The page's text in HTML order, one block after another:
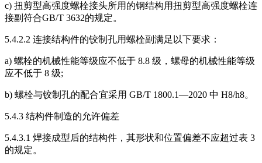
c) 扭剪型高强度螺栓接头所用的钢结构用扭剪型高强度螺栓连
接副符合GB/T 3632的规定。
5.4.2.2 连接结构件的铰制孔用螺栓副满足以下要求：
a) 螺栓的机械性能等级应不低于 8.8 级，螺母的机械性能等级
应不低于 8 级;
b) 螺栓与铰制孔的配合宜采用 GB/T 1800.1—2020 中 H8/h8。
5.4.3 结构件制造的允许偏差
5.4.3.1 焊接成型后的结构件，其形状和位置偏差不应超过表 3
的规定。